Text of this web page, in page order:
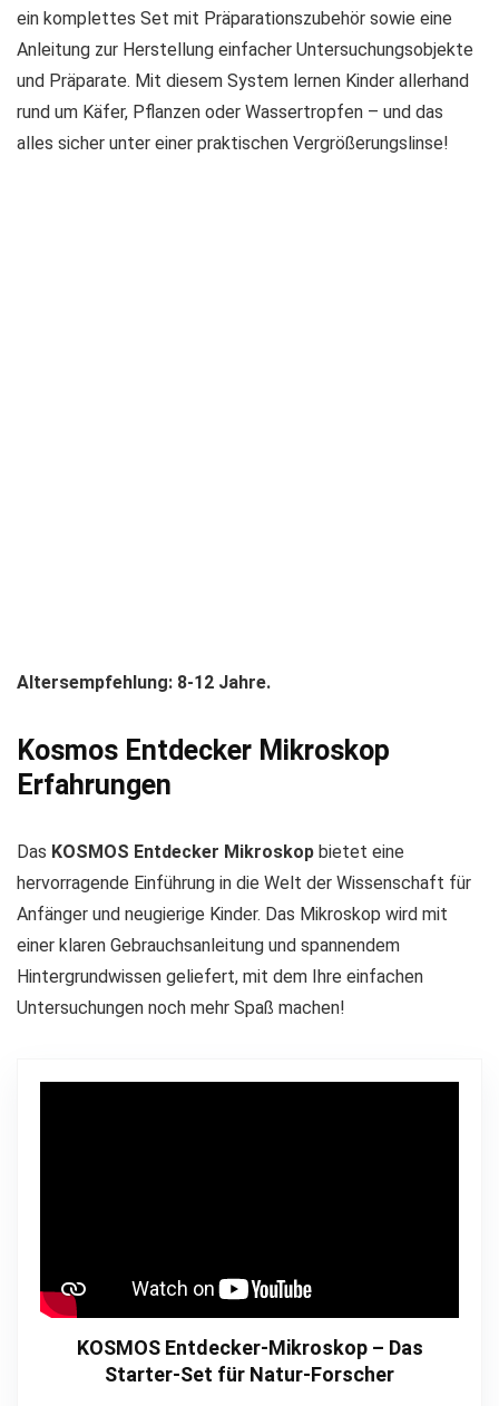
ein komplettes Set mit Präparationszubehör sowie eine
Anleitung zur Herstellung einfacher Untersuchungsobjekte
und Präparate. Mit diesem System lernen Kinder allerhand
rund um Käfer, Pflanzen oder Wassertropfen – und das
alles sicher unter einer praktischen Vergrößerungslinse!
Altersempfehlung: 8-12 Jahre.
Kosmos Entdecker Mikroskop
Erfahrungen
Das KOSMOS Entdecker Mikroskop bietet eine
hervorragende Einführung in die Welt der Wissenschaft für
Anfänger und neugierige Kinder. Das Mikroskop wird mit
einer klaren Gebrauchsanleitung und spannendem
Hintergrundwissen geliefert, mit dem Ihre einfachen
Untersuchungen noch mehr Spaß machen!
KOSMOS Entdecker-Mikroskop – Das
Starter-Set für Natur-Forscher